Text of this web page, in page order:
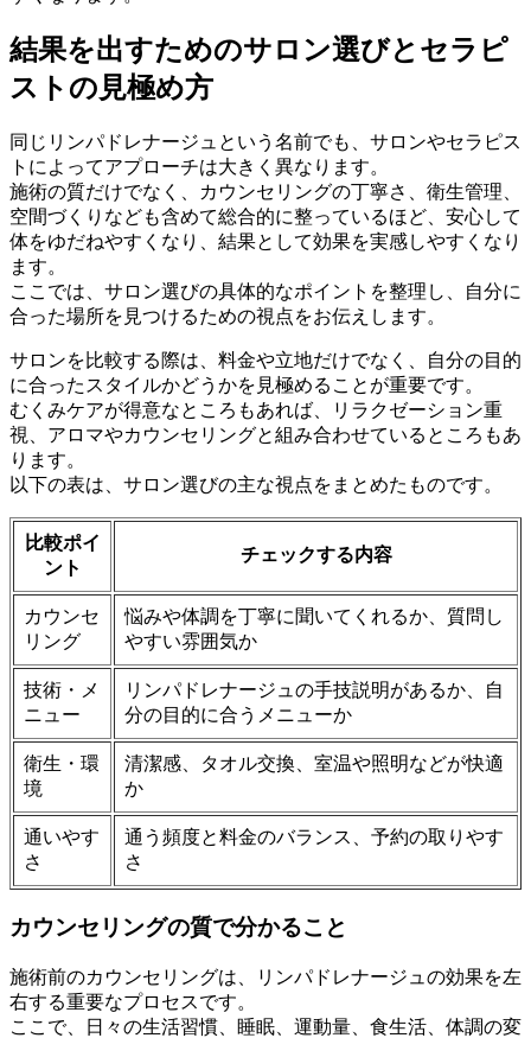
結果を出すためのサロン選びとセラピ
ストの見極め方
同じリンパドレナージュという名前でも、サロンやセラピス
トによってアプローチは大きく異なります。
施術の質だけでなく、カウンセリングの丁寧さ、衛生管理、
空間づくりなども含めて総合的に整っているほど、安心して
体をゆだねやすくなり、結果として効果を実感しやすくなり
ます。
ここでは、サロン選びの具体的なポイントを整理し、自分に
合った場所を見つけるための視点をお伝えします。
サロンを比較する際は、料金や立地だけでなく、自分の目的
に合ったスタイルかどうかを見極めることが重要です。
むくみケアが得意なところもあれば、リラクゼーション重
視、アロマやカウンセリングと組み合わせているところもあ
ります。
以下の表は、サロン選びの主な視点をまとめたものです。
比較ポイ
ント
チェックする内容
カウンセ
リング
悩みや体調を丁寧に聞いてくれるか、質問し
やすい雰囲気か
技術・メ
ニュー
リンパドレナージュの手技説明があるか、自
分の目的に合うメニューか
衛生・環
境
清潔感、タオル交換、室温や照明などが快適
か
通いやす
さ
通う頻度と料金のバランス、予約の取りやす
さ
カウンセリングの質で分かること
施術前のカウンセリングは、リンパドレナージュの効果を左
右する重要なプロセスです。
ここで、日々の生活習慣、睡眠、運動量、食生活、体調の変